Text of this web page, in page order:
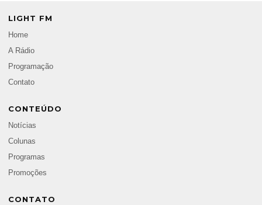
LIGHT FM
Home
A Rádio
Programação
Contato
CONTEÚDO
Notícias
Colunas
Programas
Promoções
CONTATO